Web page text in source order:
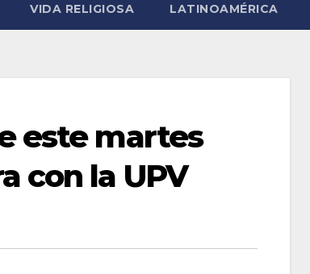
VIDA RELIGIOSA LATINOAMÉRICA
este martes
con la UPV